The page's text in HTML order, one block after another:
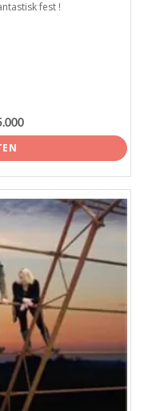
fest !